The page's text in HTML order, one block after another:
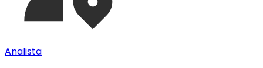
Analista